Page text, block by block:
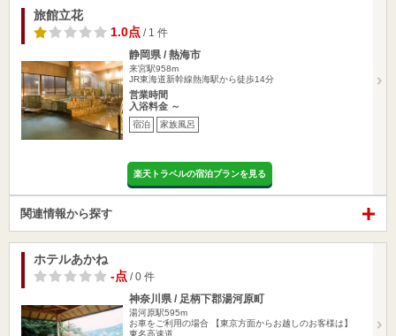
旅館立花
1.0点 / 1 件
静岡県 / 熱海市
来宮駅958m
JR東海道新幹線熱海駅から徒歩14分
営業時間
入浴料金 ～
宿泊 家族風呂
楽天トラベルの宿泊プランを見る
関連情報から探す
ホテルあかね
-点 / 0 件
神奈川県 / 足柄下郡湯河原町
湯河原駅595m
お車をご利用の場合 【東京方面からお越しのお客様は】
東名高速道…